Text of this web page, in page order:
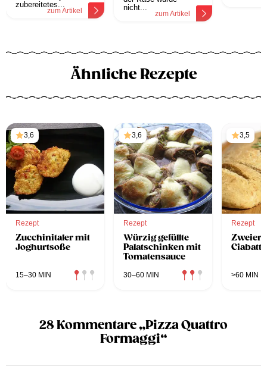
zubereitetes...
zum Artikel
nicht...
zum Artikel
Ähnliche Rezepte
3,6
Rezept
Zucchinitaler mit
Joghurtsoße
15–30 MIN
3,6
Rezept
Würzig gefüllte
Palatschinken mit
Tomatensauce
30–60 MIN
3,5
Rezept
Ciabatta
>60 MIN
28 Kommentare „Pizza Quattro
Formaggi“